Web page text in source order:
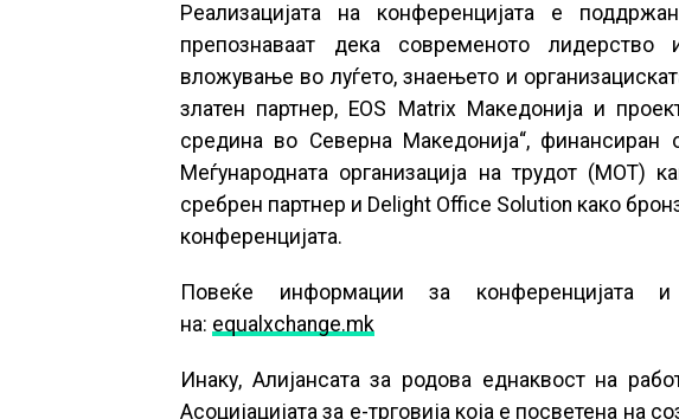
Реализацијата на конференцијата е
препознаваат дека современото
вложување во луѓето, знаењето и
златен партнер, EOS Matrix Македонија и
средина во Северна Македонија“, финансиран
Меѓународната организација на трудот (МОТ)
сребрен партнер и Delight Office Solution како
конференцијата.
Повеќе информации за конференцијата
на: equalxchange.mk
Инаку, Алијансата за родова еднаквост на
Асоцијацијата за е-трговија која е посветена на